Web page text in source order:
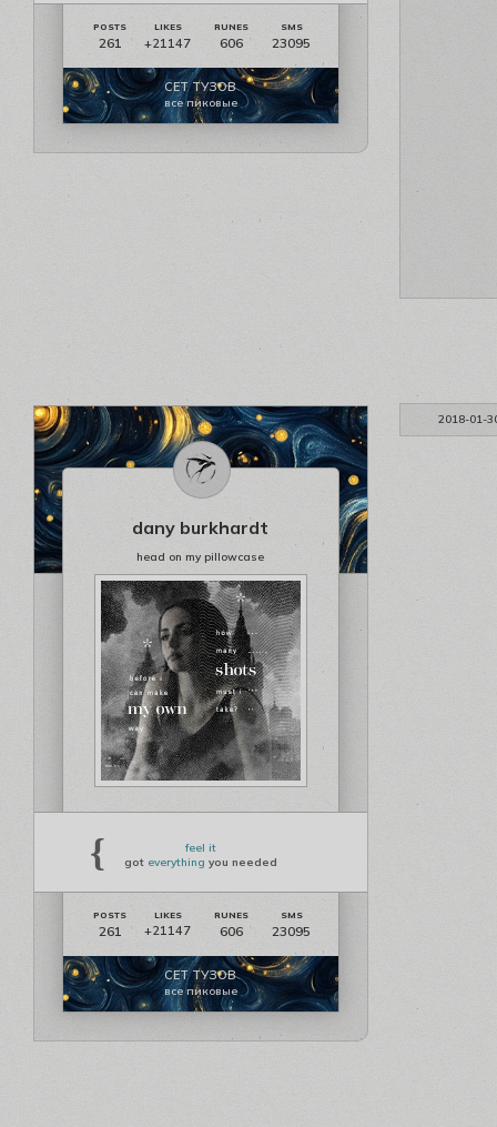
261 +21147 606 23095
СЕТ ТУЗОВ
все пиковые
2018-01-
dany burkhardt
head on my pillowcase
{
feel it
got everything you needed
261 +21147 606 23095
СЕТ ТУЗОВ
все пиковые